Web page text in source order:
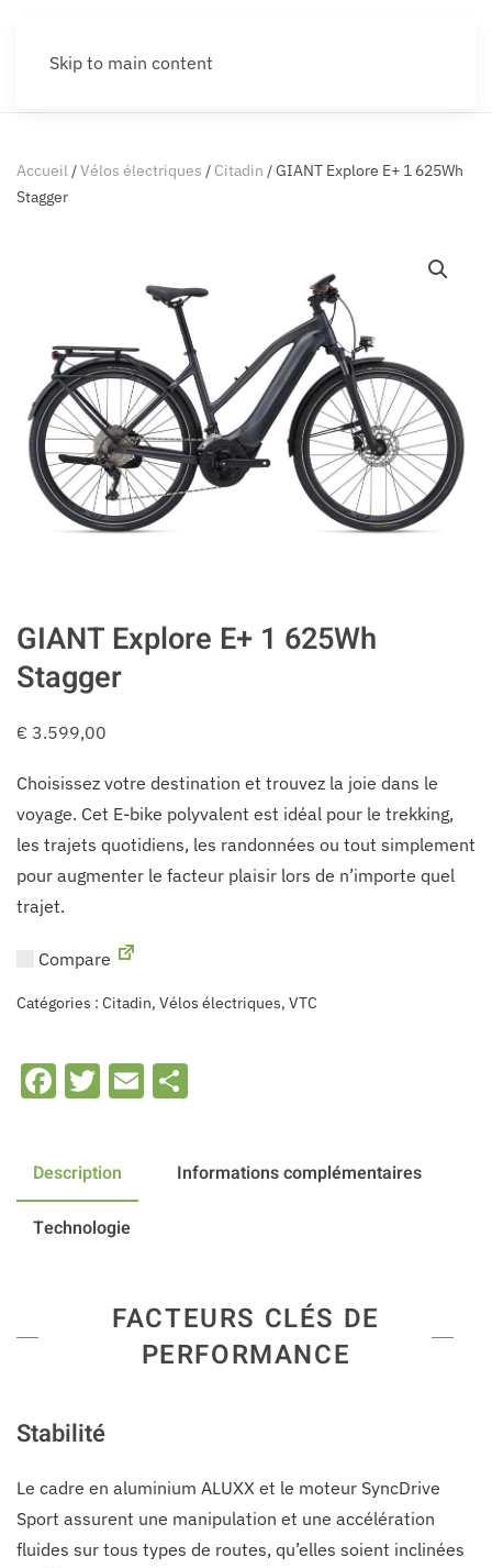
Skip to main content
Accueil /Vélos électriques / Citadin / GIANT Explore E+ 1 625Wh
Stagger
GIANT Explore E+ 1 625Wh
Stagger
€ 3.599,00
Choisissez votre destination et trouvez la joie dans le
voyage. Cet E-bike polyvalent est idéal pour le trekking,
les trajets quotidiens, les randonnées ou tout simplement
pour augmenter le facteur plaisir lors de n’importe quel
trajet.
Compare
Catégories : Citadin, Vélos électriques, VTC
Facebook
Twitter
Email
Description Informations complémentaires
Technologie
FACTEURS CLÉS DE
PERFORMANCE
Stabilité
Le cadre en aluminium ALUXX et le moteur SyncDrive
Sport assurent une manipulation et une accélération
fluides sur tous types de routes, qu’elles soient inclinées